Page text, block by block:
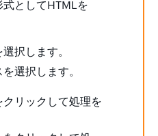
択します。
リックして処理を